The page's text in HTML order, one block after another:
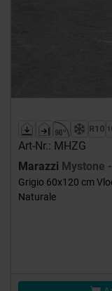
Art-Nr.: MHZG
Marazzi Mystone
Grigio 60x120 cm
Naturale